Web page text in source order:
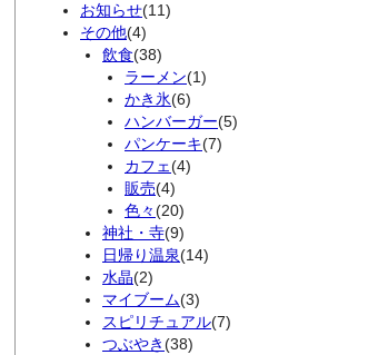
お知らせ(11)
その他(4)
飲食(38)
ラーメン(1)
かき氷(6)
ハンバーガー(5)
パンケーキ(7)
カフェ(4)
販売(4)
色々(20)
神社・寺(9)
日帰り温泉(14)
水晶(2)
マイブーム(3)
スピリチュアル(7)
つぶやき(38)